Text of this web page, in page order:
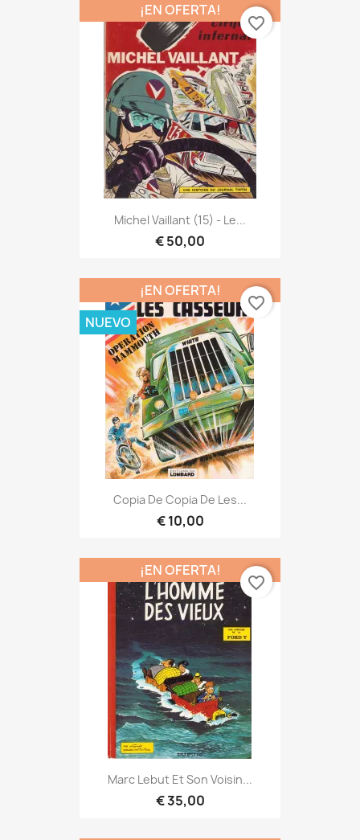
Michel Vaillant (15) - Le...
€ 50,00
¡EN OFERTA!
favorite_border
Copia De Copia De Les...
€ 10,00
¡EN OFERTA!
NUEVO
favorite_border
Marc Lebut Et Son Voisin...
€ 35,00
¡EN OFERTA!
favorite_border